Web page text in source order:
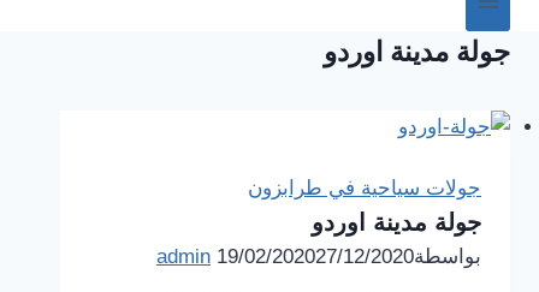
جولة مدينة اوردو
جولات سياحية في طرابزون
جولة مدينة اوردو
بواسطة admin 19/02/202027/12/2020